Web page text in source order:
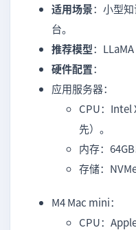
适用场景：小型
台。
推荐模型：
硬件配置：
应用服务器：
CPU：Intel
先）。
内存：64GB
存储：
M4 Mac mini：
CPU：